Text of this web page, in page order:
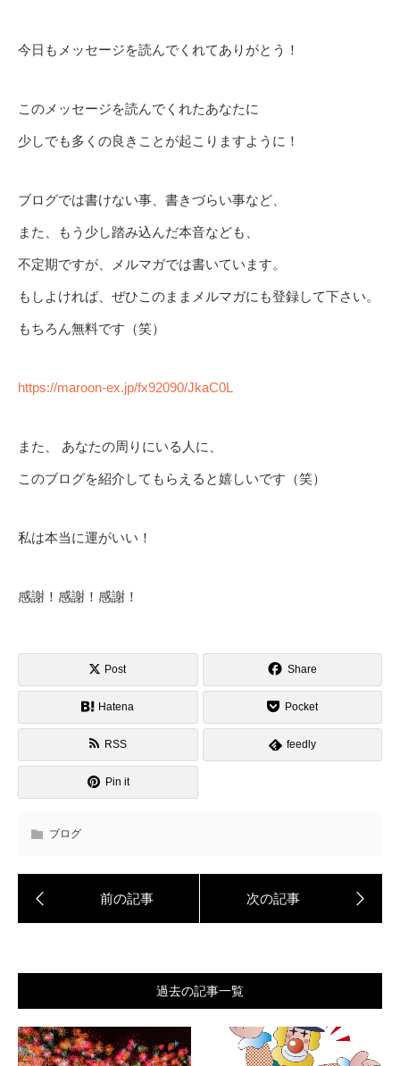
今日もメッセージを読んでくれてありがとう！
このメッセージを読んでくれたあなたに
少しでも多くの良きことが起こりますように！
ブログでは書けない事、書きづらい事など、
また、もう少し踏み込んだ本音なども、
不定期ですが、メルマガでは書いています。
もしよければ、ぜひこのままメルマガにも登録して下さい。
もちろん無料です（笑）
https://maroon-ex.jp/fx92090/JkaC0L
また、 あなたの周りにいる人に、
このブログを紹介してもらえると嬉しいです（笑）
私は本当に運がいい！
感謝！感謝！感謝！
Post Share
Hatena Pocket
RSS feedly
Pin it
ブログ
過去の記事一覧